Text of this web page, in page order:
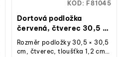
Dortová podložka
červená, čtverec 30,5 x
30,5 cm, výška 12 mm
Rozměr podložky 30,5 × 30,5
cm, čtverec, tloušťka 1,2 cm,
KÓD: F81045